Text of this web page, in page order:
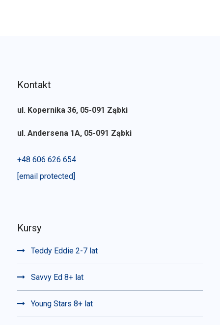
Kontakt
ul. Kopernika 36, 05-091 Ząbki
ul. Andersena 1A, 05-091 Ząbki
+48 606 626 654
[email protected]
Kursy
Teddy Eddie 2-7 lat
Savvy Ed 8+ lat
Young Stars 8+ lat